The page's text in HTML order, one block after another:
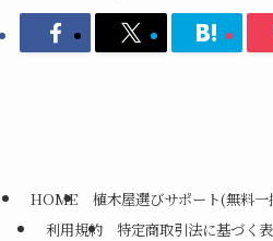
HOME 植木屋選びサポート(無料一
利用規約
特定商取引法に基づく